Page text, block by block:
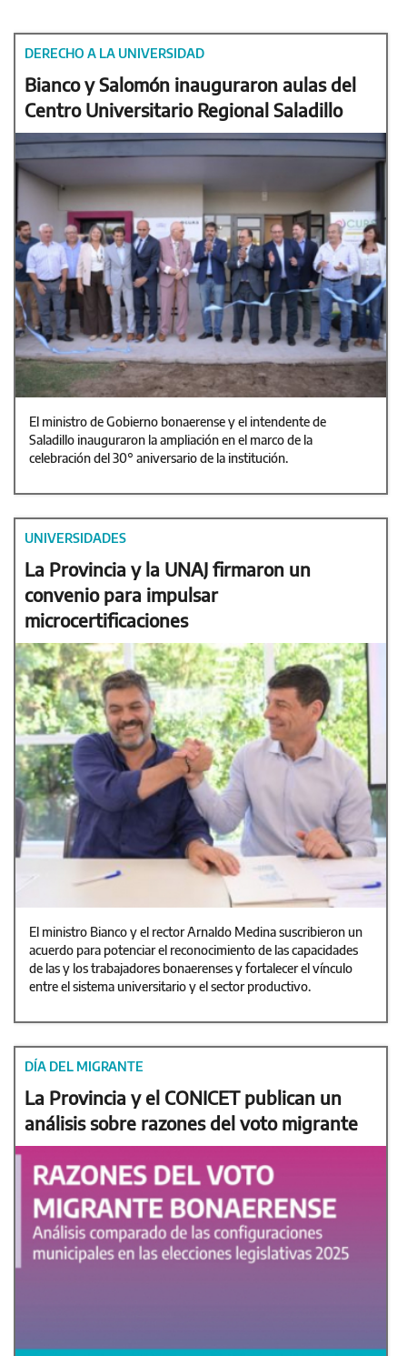
DERECHO A LA UNIVERSIDAD
Bianco y Salomón inauguraron aulas del
Centro Universitario Regional Saladillo
El ministro de Gobierno bonaerense y el intendente de
Saladillo inauguraron la ampliación en el marco de la
celebración del 30° aniversario de la institución.
UNIVERSIDADES
La Provincia y la UNAJ firmaron un
convenio para impulsar
microcertificaciones
El ministro Bianco y el rector Arnaldo Medina suscribieron un
acuerdo para potenciar el reconocimiento de las capacidades
de las y los trabajadores bonaerenses y fortalecer el vínculo
entre el sistema universitario y el sector productivo.
DÍA DEL MIGRANTE
La Provincia y el CONICET publican un
análisis sobre razones del voto migrante